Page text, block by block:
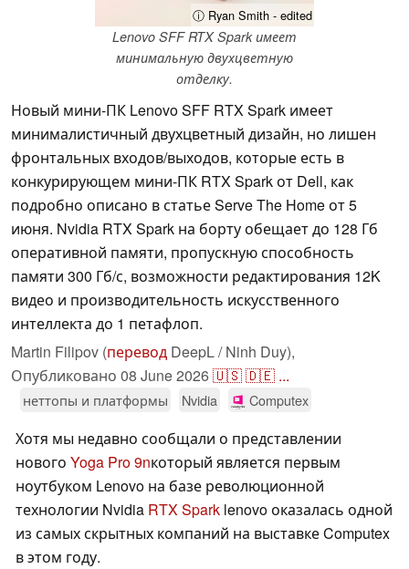
ⓘ Ryan Smith - edited
Lenovo SFF RTX Spark имеет
минимальную двухцветную
отделку.
Новый мини-ПК Lenovo SFF RTX Spark имеет
минималистичный двухцветный дизайн, но лишен
фронтальных входов/выходов, которые есть в
конкурирующем мини-ПК RTX Spark от Dell, как
подробно описано в статье Serve The Home от 5
июня. Nvidia RTX Spark на борту обещает до 128 Гб
оперативной памяти, пропускную способность
памяти 300 Гб/с, возможности редактирования 12K
видео и производительность искусственного
интеллекта до 1 петафлоп.
Martin Filipov (перевод DeepL / Ninh Duy),
Опубликовано 08 June 2026🇺🇸🇩🇪 ...
неттопы и платформы Nvidia Computex
Хотя мы недавно сообщали о представлении
нового Yoga Pro 9nкоторый является первым
ноутбуком Lenovo на базе революционной
технологии Nvidia RTX Spark lenovo оказалась одной
из самых скрытных компаний на выставке Computex
в этом году.